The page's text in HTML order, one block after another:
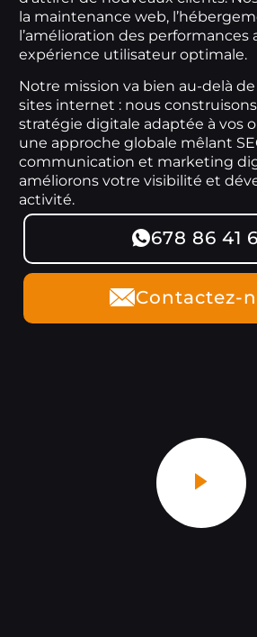
la maintenance web,
l’amélioration des performances
expérience utilisateur optimale.
Notre mission va bien au-delà
sites internet : nous
stratégie digitale adaptée à vos
une approche globale mêlant
communication et marketing
améliorons votre visibilité et
activité.
678 86 41
Contactez-